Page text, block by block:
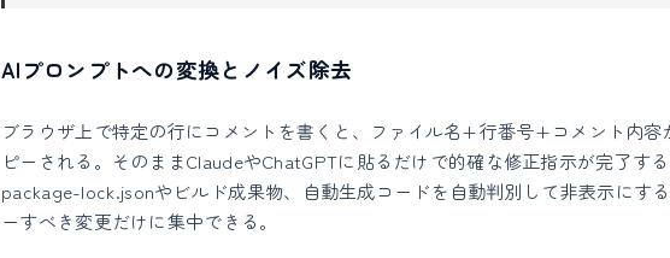
AIプロンプトへの変換とノイズ除去
ブラウザ上で特定の行にコメントを書くと、ファイル名+行番号+コメント内容
ピーされる。そのままClaudeやChatGPTに貼るだけで的確な修正指示が完了する
package-lock.jsonやビルド成果物、自動生成コードを自動判別して非表示にす
ーすべき変更だけに集中できる。